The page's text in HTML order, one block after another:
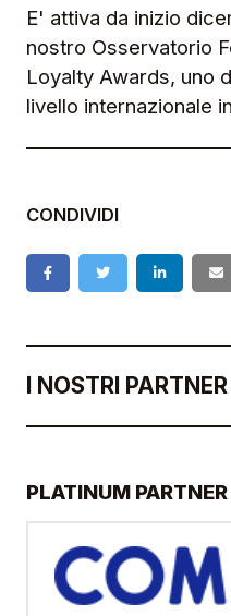
E' attiva da inizio dicembre la partnership tra il
nostro Osservatorio
Loyalty Awards, uno
livello internazionale
CONDIVIDI
I NOSTRI PARTNER
PLATINUM PARTNER